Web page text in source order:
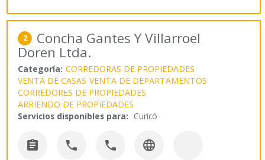
2 Concha Gantes Y Villarroel
Doren Ltda.
Categoría: CORREDORAS DE PROPIEDADES
VENTA DE CASAS VENTA DE DEPARTAMENTOS
CORREDORES DE PROPIEDADES
ARRIENDO DE PROPIEDADES
Servicios disponibles para: Curicó
   